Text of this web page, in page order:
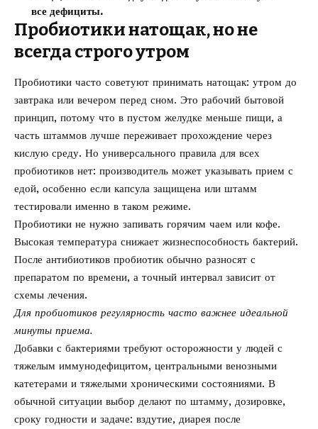
все дефициты.
Пробиотики натощак, но не
всегда строго утром
Пробиотики часто советуют принимать натощак: утром до
завтрака или вечером перед сном. Это рабочий бытовой
принцип, потому что в пустом желудке меньше пищи, а
часть штаммов лучше переживает прохождение через
кислую среду. Но универсального правила для всех
пробиотиков нет: производитель может указывать прием с
едой, особенно если капсула защищена или штамм
тестировали именно в таком режиме.
Пробиотики не нужно запивать горячим чаем или кофе.
Высокая температура снижает жизнеспособность бактерий.
После антибиотиков пробиотик обычно разносят с
препаратом по времени, а точный интервал зависит от
схемы лечения.
Для пробиотиков регулярность часто важнее идеальной
минуты приема.
Добавки с бактериями требуют осторожности у людей с
тяжелым иммунодефицитом, центральными венозными
катетерами и тяжелыми хроническими состояниями. В
обычной ситуации выбор делают по штамму, дозировке,
сроку годности и задаче: вздутие, диарея после